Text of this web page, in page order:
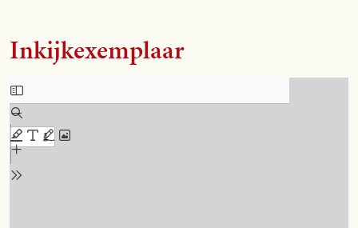
Inkijkexemplaar
Skip to PDF content